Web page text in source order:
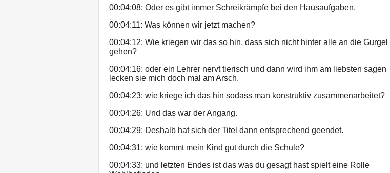
00:04:08: Oder es gibt immer Schreikrämpfe bei den Hausaufgaben.
00:04:11: Was können wir jetzt machen?
00:04:12: Wie kriegen wir das so hin, dass sich nicht hinter alle an die Gurgel
gehen?
00:04:16: oder ein Lehrer nervt tierisch und dann wird ihm am liebsten sagen
lecken sie mich doch mal am Arsch.
00:04:23: wie kriege ich das hin sodass man konstruktiv zusammenarbeitet?
00:04:26: Und das war der Angang.
00:04:29: Deshalb hat sich der Titel dann entsprechend geendet.
00:04:31: wie kommt mein Kind gut durch die Schule?
00:04:33: und letzten Endes ist das was du gesagt hast spielt eine Rolle